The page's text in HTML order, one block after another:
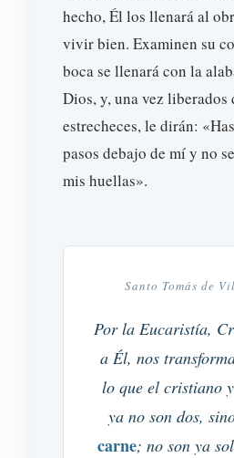
hecho, Él los llenará al
vivir bien. Examinen su
boca se llenará con la
Dios, y, una vez liberados
estrecheces, le dirán:
pasos debajo de mí y no
mis huellas».
Santo Tomás de
Por la Eucaristía,
a Él, nos
lo que el cristiano
ya no son dos,
carne; no son ya